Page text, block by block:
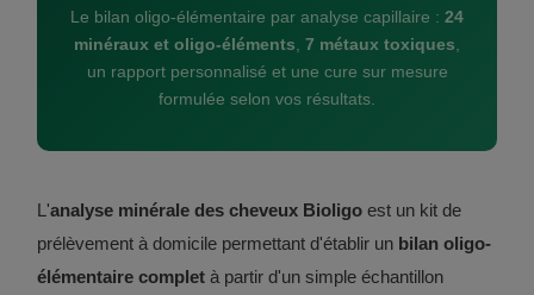
Le bilan oligo-élémentaire par analyse capillaire : 24
minéraux et oligo-éléments 7 métaux toxiques
un rapport personnalisé et une cure sur mesure
formulée selon vos résultats.
L'analyse minérale des cheveux Bioligo est un kit de
prélèvement à domicile permettant d'établir un bilan oligo-
élémentaire complet à partir d'un simple échantillon